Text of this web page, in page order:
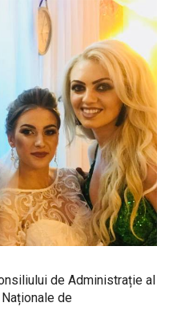
de Administrație al
de